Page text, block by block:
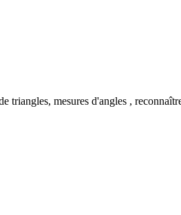
mesures d'angles ,